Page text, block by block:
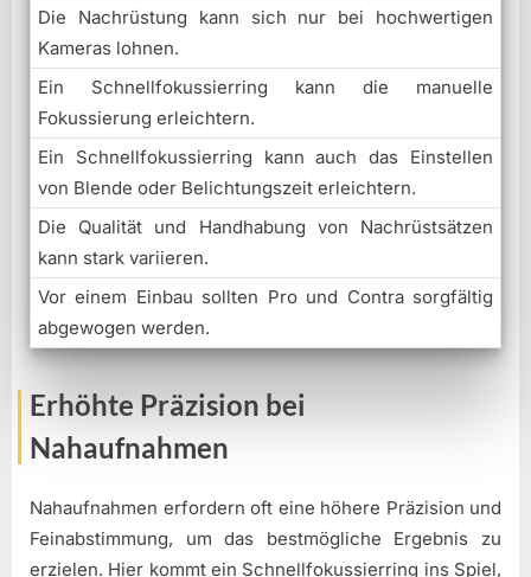
Die Nachrüstung kann sich nur bei hochwertigen
Kameras lohnen.
Ein Schnellfokussierring kann die manuelle
Fokussierung erleichtern.
Ein Schnellfokussierring kann auch das Einstellen
von Blende oder Belichtungszeit erleichtern.
Die Qualität und Handhabung von Nachrüstsätzen
kann stark variieren.
Vor einem Einbau sollten Pro und Contra sorgfältig
abgewogen werden.
Erhöhte Präzision bei
Nahaufnahmen
Nahaufnahmen erfordern oft eine höhere Präzision und
Feinabstimmung, um das bestmögliche Ergebnis zu
erzielen. Hier kommt ein Schnellfokussierring ins Spiel,